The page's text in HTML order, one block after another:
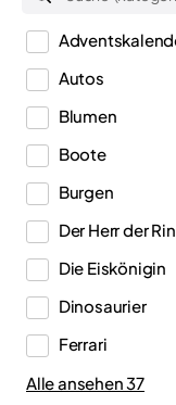
Creator Expert
Disney™
Dots
DREAMZzz™
Duplo®
Editions
Education
Fortnite®
Friends
Harry Potter™
Autos
Blumen
Boote
Burgen
Der Herr der
Die Eiskönigin
Dinosaurier
Ferrari
Feuerwache
Alle ansehen 37